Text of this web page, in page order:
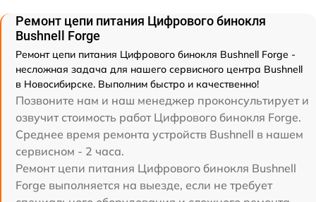
Ремонт цепи питания Цифрового бинокля
Bushnell Forge
Ремонт цепи питания Цифрового бинокля Bushnell Forge -
несложная задача для нашего сервисного центра Bushnell
в Новосибирске. Выполним быстро и качественно!
Позвоните нам и наш менеджер проконсультирует и
озвучит стоимость работ Цифрового бинокля Forge.
Среднее время ремонта устройств Bushnell в нашем
сервисном - 2 часа.
Ремонт цепи питания Цифрового бинокля Bushnell
Forge выполняется на выезде, если не требует